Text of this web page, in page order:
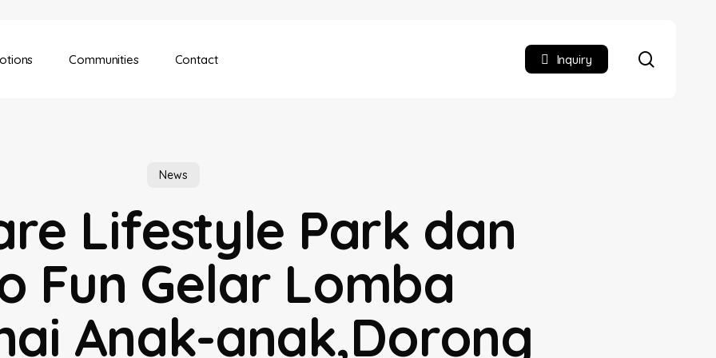
Communities Contact Inquiry
News
Lifestyle Park dan
Fun Gelar Lomba
Anak-anak,Dorong